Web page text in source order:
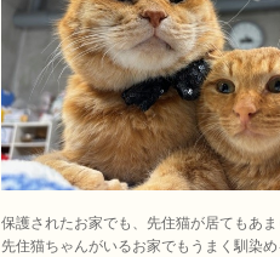
保護されたお家でも、先住猫が居てもあ
先住猫ちゃんがいるお家でもうまく馴染